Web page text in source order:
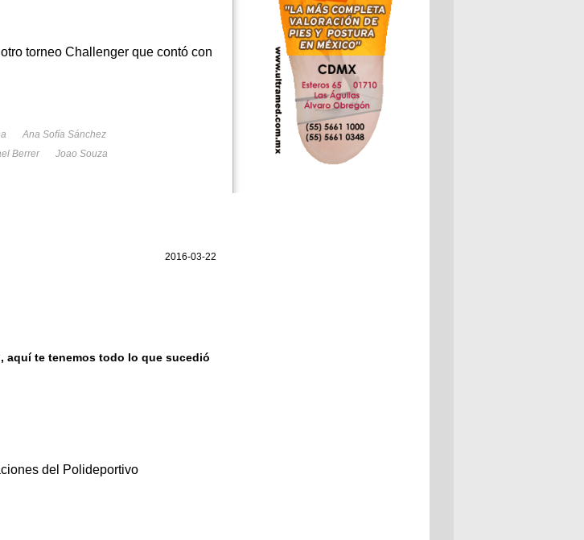
torneo Challenger que contó con
Ana Sofía Sánchez
Berrer Joao Souza
2016-03-22
aquí te tenemos todo lo que sucedió
del Polideportivo